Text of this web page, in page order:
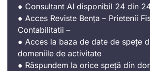
● Consultant AI disponibil 24 din
● Acces Reviste Bența – Prietenii
Contabilitatii –
● Acces la baza de date de spețe
domeniile de activitate
● Răspundem la orice speță din